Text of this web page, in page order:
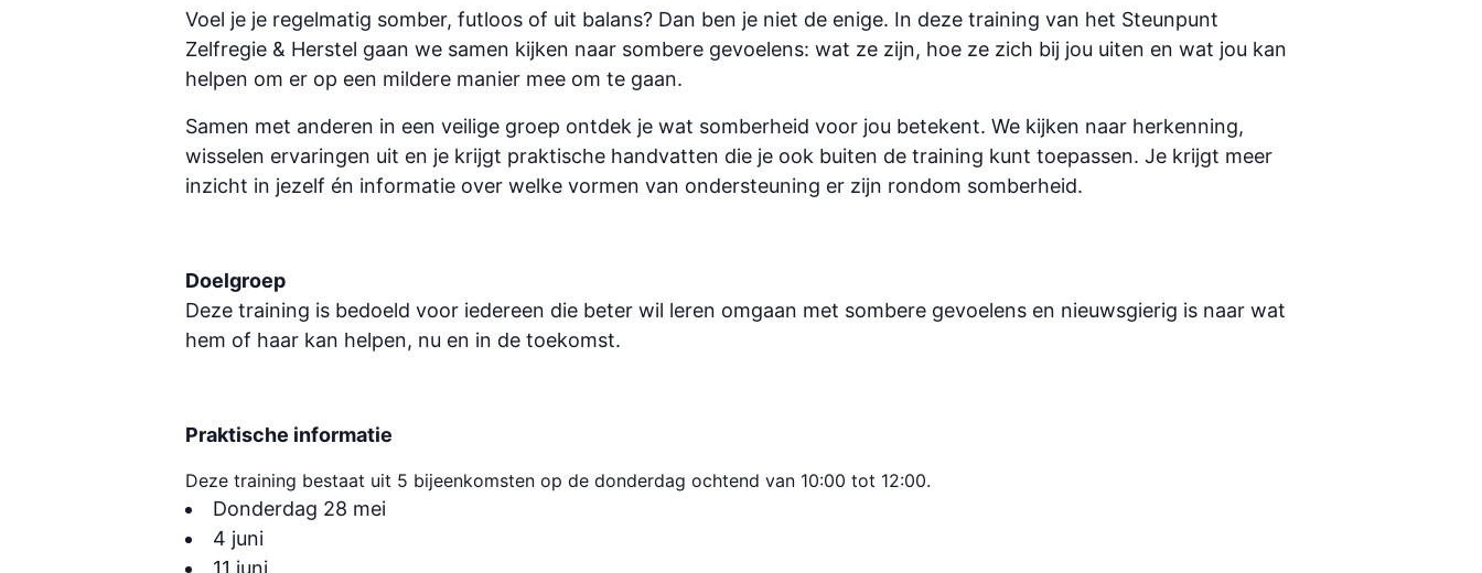
Voel je je regelmatig somber, futloos of uit balans? Dan ben je niet de enige. In deze training van het Steunpunt
Zelfregie & Herstel gaan we samen kijken naar sombere gevoelens: wat ze zijn, hoe ze zich bij jou uiten en wat jou kan
helpen om er op een mildere manier mee om te gaan.
Samen met anderen in een veilige groep ontdek je wat somberheid voor jou betekent. We kijken naar herkenning,
wisselen ervaringen uit en je krijgt praktische handvatten die je ook buiten de training kunt toepassen. Je krijgt meer
inzicht in jezelf én informatie over welke vormen van ondersteuning er zijn rondom somberheid.
Doelgroep
Deze training is bedoeld voor iedereen die beter wil leren omgaan met sombere gevoelens en nieuwsgierig is naar wat
hem of haar kan helpen, nu en in de toekomst.
Praktische informatie
Deze training bestaat uit 5 bijeenkomsten op de donderdag ochtend van 10:00 tot 12:00.
Donderdag 28 mei
4 juni
11 juni